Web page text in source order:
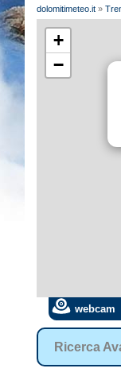
dolomitimeteo.it »
+
−
webcam
Ricerca